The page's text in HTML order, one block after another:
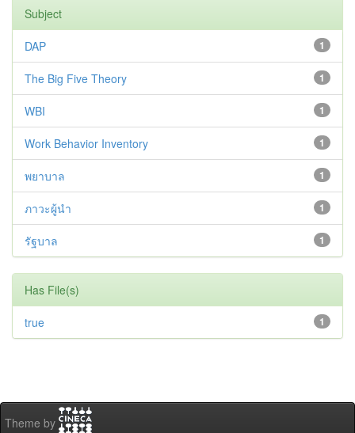
Subject
1
DAP
1
The Big Five Theory
1
WBI
1
Work Behavior Inventory
1
พยาบาล
1
ภาวะผู้นำ
1
รัฐบาล
Has File(s)
1
true
Theme by